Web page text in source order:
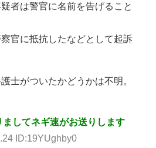
者は警官に名前を告げること
官に抵抗したなどとして起訴
士がついたかどうかは不明。
ましてネギ速がお送りします
ID:19YUghby0